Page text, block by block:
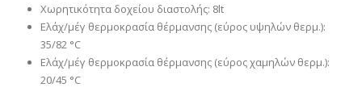
Χωρητικότητα δοχείου διαστολής: 8lt
Ελάχ/μέγ θερμοκρασία θέρμανσης (εύρος υψηλών θερμ.):
35/82 °C
Ελάχ/μέγ θερμοκρασία θέρμανσης (εύρος χαμηλών θερμ.):
20/45 °C